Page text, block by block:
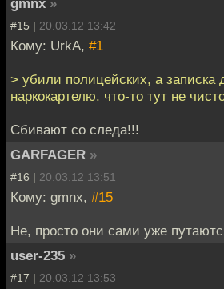
#15 | 20.03.12 13:42
Кому: UrkA, #1
> убили полицейских, а записка
наркокартелю. что-то тут не
Сбивают со следа!!!
GARFAGER »
#16 | 20.03.12 13:51
Кому: gmnx, #15
Не, просто они сами уже
user-235 »
#17 | 20.03.12 13:53